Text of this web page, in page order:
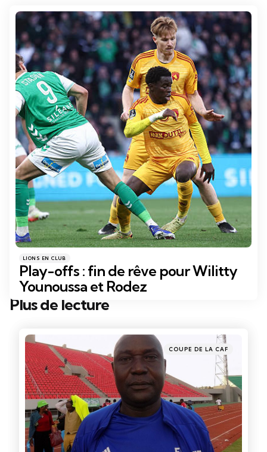
Catégories
Posté
dans
LIONS EN CLUB
Play-offs : fin de rêve pour Wilitty
Younoussa et Rodez
Plus de lecture
Post
Posté
dans
COUPE DE LA CAF